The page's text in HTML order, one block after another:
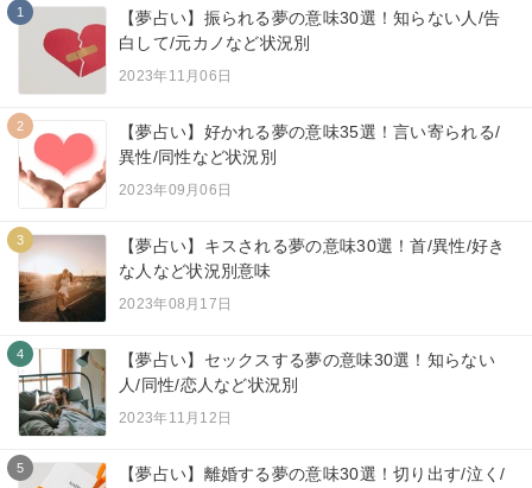
1
【夢占い】振られる夢の意味30選！知らない人/告
白して/元カノなど状況別
2023年11月06日
2
【夢占い】好かれる夢の意味35選！言い寄られる/
異性/同性など状況別
2023年09月06日
3
【夢占い】キスされる夢の意味30選！首/異性/好き
な人など状況別意味
2023年08月17日
4
【夢占い】セックスする夢の意味30選！知らない
人/同性/恋人など状況別
2023年11月12日
5
【夢占い】離婚する夢の意味30選！切り出す/泣く/